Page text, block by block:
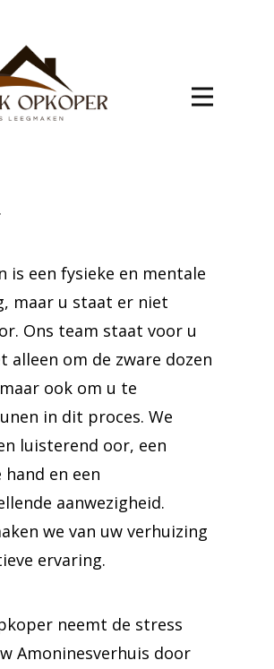
start in Amonines begint
gestructureerde verhuizing.
op onze expertise om alles
is een fysieke en mentale
maar u staat er niet
Ons team staat voor u
alleen om de zware dozen
ook om u te
in dit proces. We
luisterend oor, een
hand en een
aanwezigheid.
we van uw verhuizing
ervaring.
neemt de stress
Amoninesverhuis door